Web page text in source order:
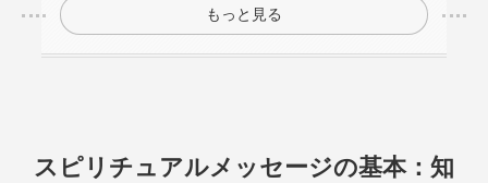
もっと見る
スピリチュアルメッセージの基本：知